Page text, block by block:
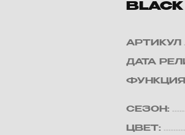
BLACK
АРТИКУЛ
ДАТА
СЕЗОН:
ЦВЕТ: